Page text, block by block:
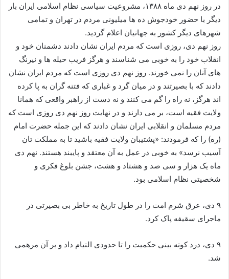
در روز نهم دی ماه ۱۳۸۸، مشروعیت سیاسی نظام اسلامی ایران بار
دیگر با حضور خودجوش ده ها میلیونی مردم در تهران و تمامی
شهرهای دیگر کشور به جهانیان اعلام گردید.
روز نهم دی، روزی است که مردم ایران نشان دادند دشمنان خود و
انقلاب خود را به خوبی می شناسند و هرگز فریب حیله ها و نیرنگ
های آنان را نمی خورند. روز نهم دی روزی است که مردم ایران نشان
دادند که با بصیرتند و در میان گرد و غباری که فتنه گران به پا کرده
اند هرگز، نه راه را گم می کنند و نه دست از راهبر واقعی که همانا
ولایت فقیه است، بر می دارند و در نهایت روز نهم دی روزی است که
مردم مسلمان و انقلابی ایران نشان دادند که این جمله حضرت امام
(ره) را که فرمودند: «پشتیبان ولایت فقیه باشید تا به مملکت تان
آسیب نرسد» به خوبی در عمل به آن معتقد و پایبند هستند. نهم دی
ماه یک هزار و سی صد و هشتاد و هشت، جشن بلوغ فکری و
شخصیتی نظام اسلامی بود.
۹ دی، عرق شرم امت را در طول تاریخ به خاطر بی بصیرتی در
ماجرای سقیفه پاک کرد.
۹ دی، درد کوته بینی حکمیت را تا حدودی التیام داد و بر آن مرهمی
شد.